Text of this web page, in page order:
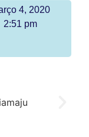
4, 2020
2:51 pm